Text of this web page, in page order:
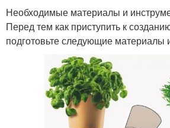
Необходимые материалы и
Перед тем как приступить к
подготовьте следующие материалы